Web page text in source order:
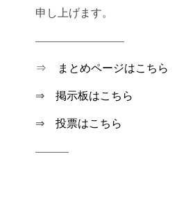
申し上げます。
————————
⇒ まとめページはこちら
⇒ 掲示板はこちら
⇒ 投票はこちら
———